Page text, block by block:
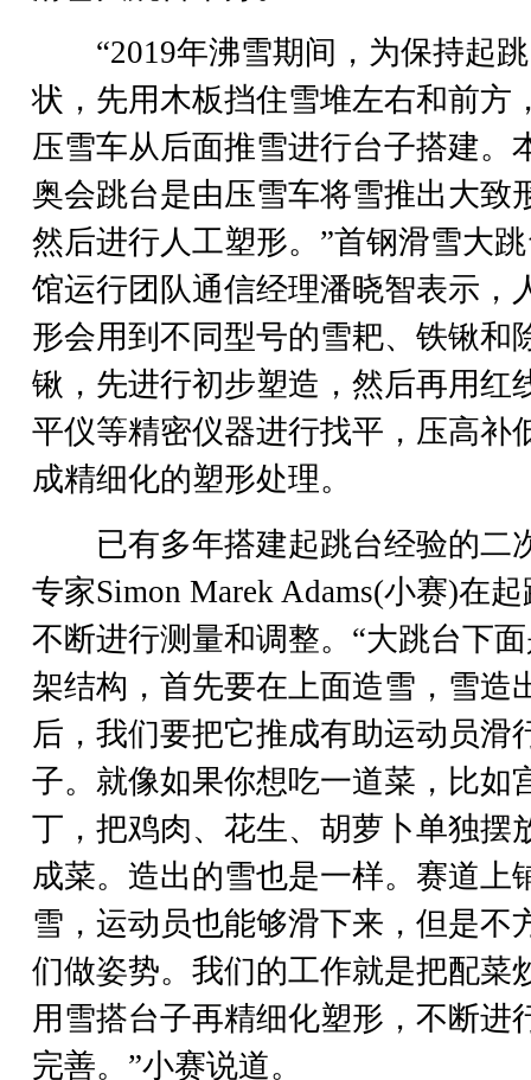
“2019年沸雪期间，为保持起
状，先用木板挡住雪堆左右和前方
压雪车从后面推雪进行台子搭建。
奥会跳台是由压雪车将雪推出大致
然后进行人工塑形。”首钢滑雪大
馆运行团队通信经理潘晓智表示，
形会用到不同型号的雪耙、铁锹和
锹，先进行初步塑造，然后再用红
平仪等精密仪器进行找平，压高补
成精细化的塑形处理。
已有多年搭建起跳台经验的二
专家Simon Marek Adams(小赛)在
不断进行测量和调整。“大跳台下
架结构，首先要在上面造雪，雪造
后，我们要把它推成有助运动员滑
子。就像如果你想吃一道菜，比如
丁，把鸡肉、花生、胡萝卜单独摆
成菜。造出的雪也是一样。赛道上
雪，运动员也能够滑下来，但是不
们做姿势。我们的工作就是把配菜
用雪搭台子再精细化塑形，不断进
完善。”小赛说道。